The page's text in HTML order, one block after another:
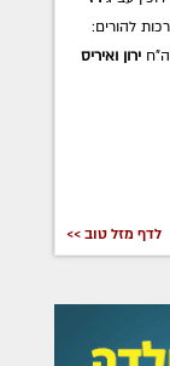
להורים:
ירון ואיריס
לדף מזל טוב >>